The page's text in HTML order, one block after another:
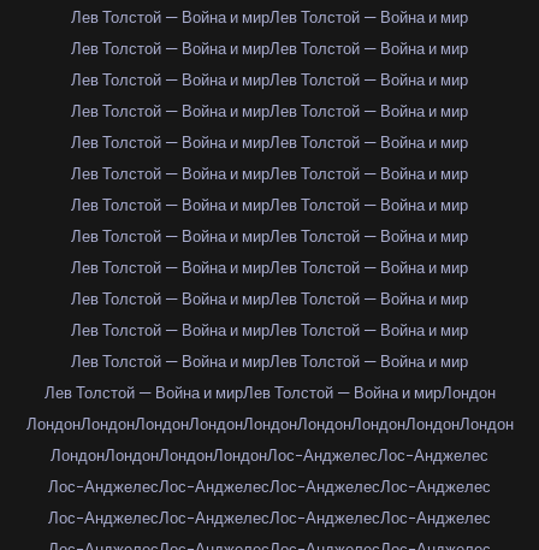
Лев Толстой — Война и мирЛев Толстой — Война и мир
Лев Толстой — Война и мирЛев Толстой — Война и мир
Лев Толстой — Война и мирЛев Толстой — Война и мир
Лев Толстой — Война и мирЛев Толстой — Война и мир
Лев Толстой — Война и мирЛев Толстой — Война и мир
Лев Толстой — Война и мирЛев Толстой — Война и мир
Лев Толстой — Война и мирЛев Толстой — Война и мир
Лев Толстой — Война и мирЛев Толстой — Война и мир
Лев Толстой — Война и мирЛев Толстой — Война и мир
Лев Толстой — Война и мирЛев Толстой — Война и мир
Лев Толстой — Война и мирЛев Толстой — Война и мир
Лев Толстой — Война и мирЛев Толстой — Война и мир
Лев Толстой — Война и мирЛев Толстой — Война и мирЛондон
ЛондонЛондонЛондонЛондонЛондонЛондонЛондонЛондонЛондон
ЛондонЛондонЛондонЛондонЛос-АнджелесЛос-Анджелес
Лос-АнджелесЛос-АнджелесЛос-АнджелесЛос-Анджелес
Лос-АнджелесЛос-АнджелесЛос-АнджелесЛос-Анджелес